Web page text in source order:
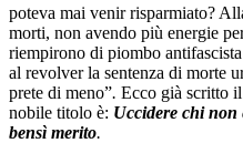
poteva mai venir risparmiato?
morti, non avendo più energie
riempirono di piombo
al revolver la sentenza di morte
prete di meno”. Ecco già scritto
nobile titolo è: Uccidere chi non
bensì merito.